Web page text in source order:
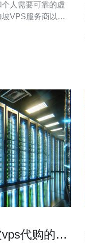
人需要可靠的虚
VPS服务商以其
代购的服